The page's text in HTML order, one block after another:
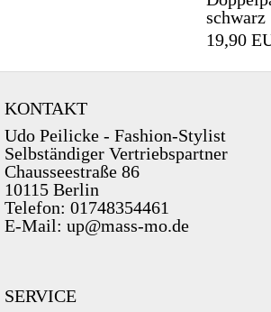
schwarz
19,90
KONTAKT
Udo Peilicke - Fashion-Stylist
Selbständiger Vertriebspartner
Chausseestraße 86
10115 Berlin
Telefon: 01748354461
E-Mail: up@mass-mo.de
SERVICE